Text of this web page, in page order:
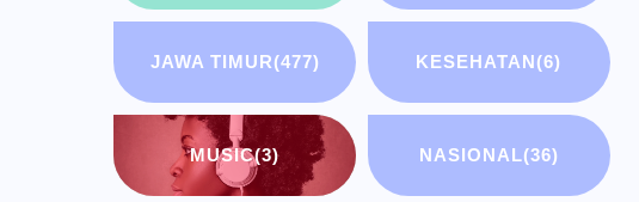
JAWA TIMUR(477) KESEHATAN(6)
MUSIC(3) NASIONAL(36)